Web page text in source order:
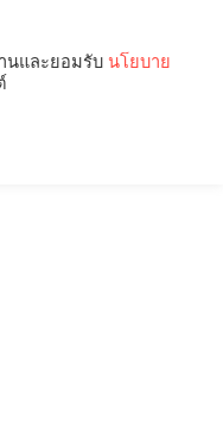
นและยอมรับ นโยบาย